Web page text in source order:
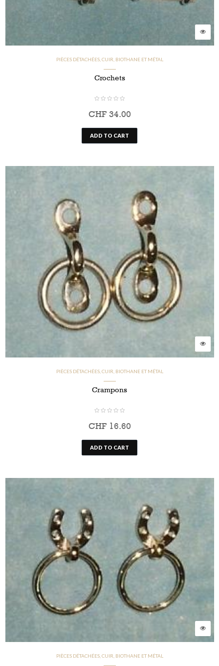
PIÈCES DÉTACHÉES, CUIR, BIOTHANE ET MÉTAL
Crochets
CHF34.00
ADD TO CART
PIÈCES DÉTACHÉES, CUIR, BIOTHANE ET MÉTAL
Crampons
CHF16.60
ADD TO CART
PIÈCES DÉTACHÉES, CUIR, BIOTHANE ET MÉTAL